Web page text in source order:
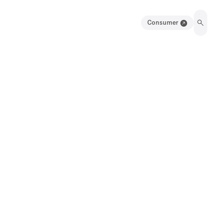
Consumer